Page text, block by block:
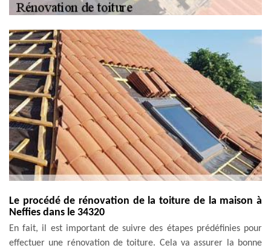
Le procédé de rénovation de la toiture de la maison à
Neffies dans le 34320
En fait, il est important de suivre des étapes prédéfinies pour
effectuer une rénovation de toiture. Cela va assurer la bonne